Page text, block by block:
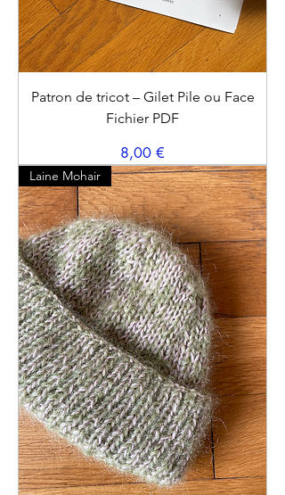
Patron de tricot – Gilet Pile ou Face
Fichier PDF
Prix
8,00 €
Laine Mohair